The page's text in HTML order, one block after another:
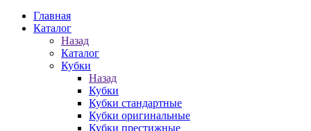
Главная
Каталог
Назад
Каталог
Кубки
Назад
Кубки
Кубки стандартные
Кубки оригинальные
Кубки престижные